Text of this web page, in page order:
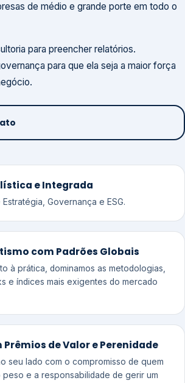
de médio e grande porte em todo o
para preencher relatórios.
para que ela seja a maior força
e Integrada
Governança e ESG.
com Padrões Globais
à prática, dominamos as metodologias,
e índices mais exigentes do mercado
Prêmios de Valor e Perenidade
seu lado com o compromisso de quem
e a responsabilidade de gerir um